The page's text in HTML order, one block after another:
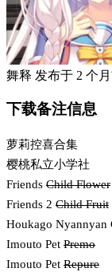
舞释 发布于 2 个
下载备注信息
萝莉控喜合集
樱桃私立小学社
Friends Child Flower
Friends 2 Child Fruit
Houkago Nyannyan
Imouto Pet Premo
Imouto Pet Repure